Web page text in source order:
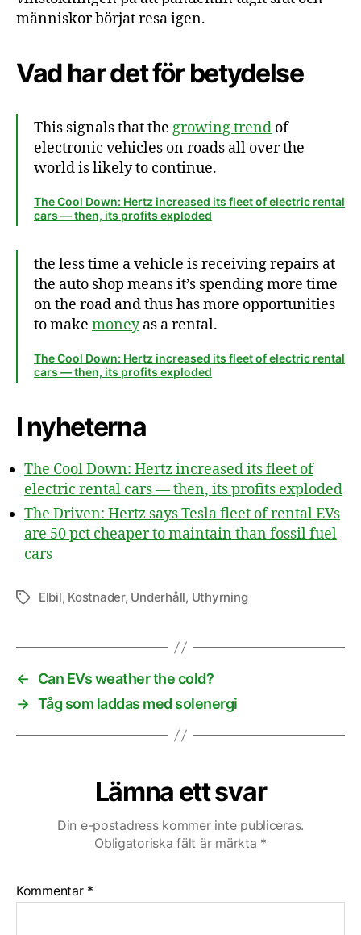
människor börjat resa igen.
Vad har det för betydelse
This signals that the growing trend of
electronic vehicles on roads all over the
world is likely to continue.
The Cool Down: Hertz increased its fleet of electric rental
cars — then, its profits exploded
the less time a vehicle is receiving repairs at
the auto shop means it’s spending more time
on the road and thus has more opportunities
to make moneyas a rental.
The Cool Down: Hertz increased its fleet of electric rental
cars — then, its profits exploded
I nyheterna
The Cool Down: Hertz increased its fleet of
electric rental cars — then, its profits exploded
The Driven: Hertz says Tesla fleet of rental EVs
are 50 pct cheaper to maintain than fossil fuel
cars
Etiketter
Elbil, Kostnader, Underhåll, Uthyrning
←
Can EVs weather the cold?
→ Tåg som laddas med solenergi
Lämna ett svar
Din e-postadress kommer inte publiceras.
Obligatoriska fält är märkta *
Kommentar *